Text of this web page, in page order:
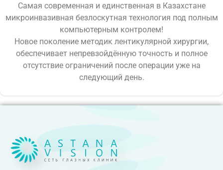
Самая современная и единственная в Казахстане
микроинвазивная безлоскутная технология под полным
компьютерным контролем!
Новое поколение методик лентикулярной хирургии,
обеспечивает непревзойдённую точность и полное
отсутствие ограничений после операции уже на
следующий день.